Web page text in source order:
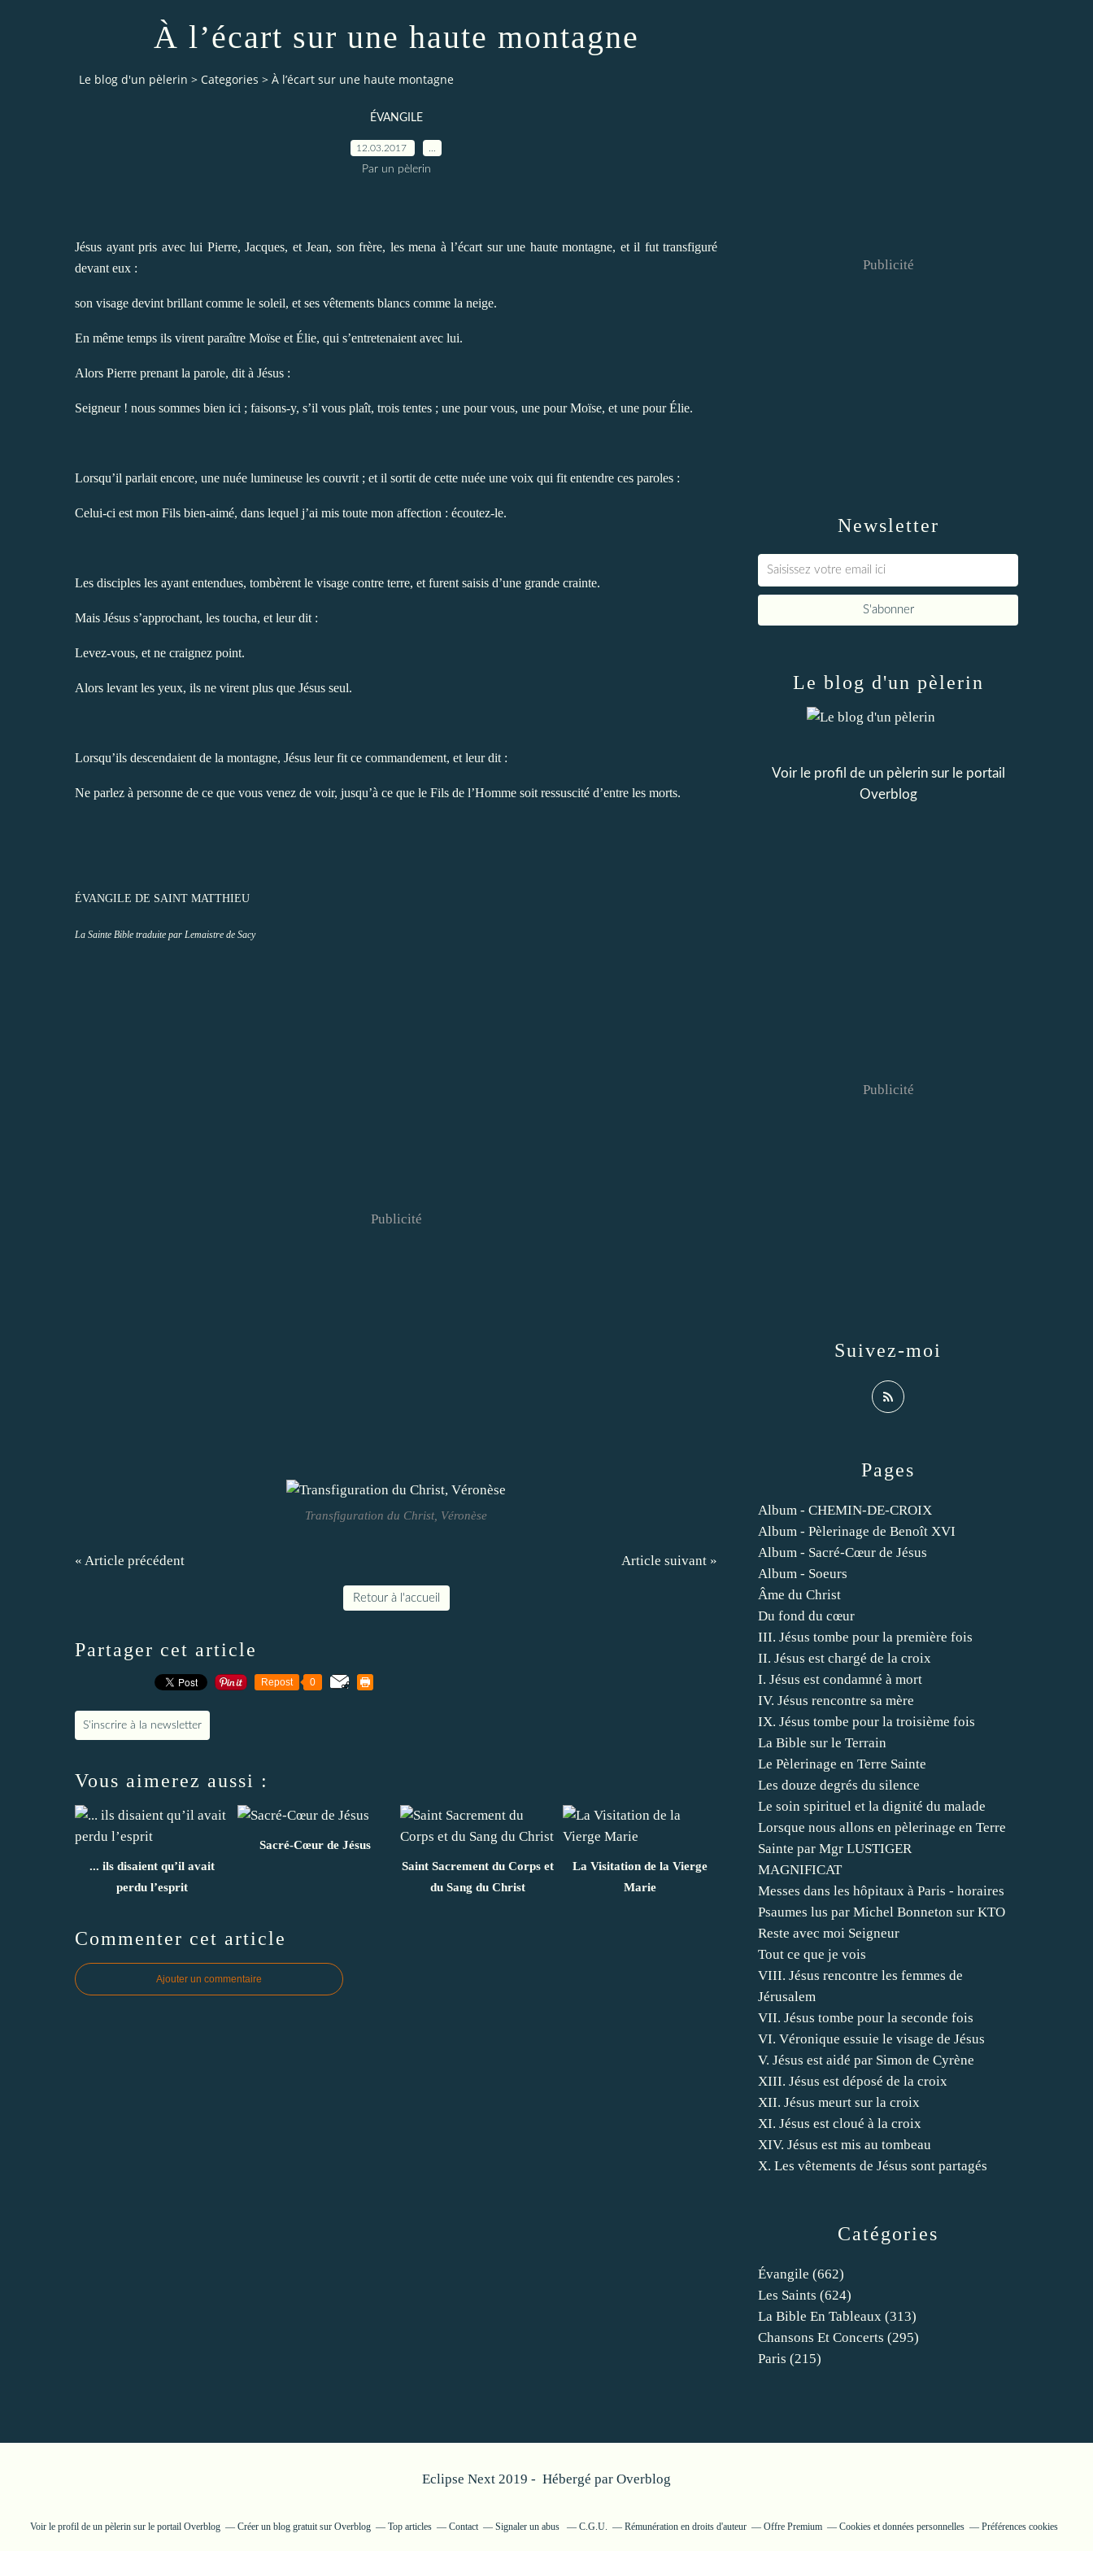
À l’écart sur une haute montagne
Le blog d'un pèlerin > Categories > À l’écart sur une haute montagne
ÉVANGILE
12.03.2017
Par un pèlerin
Jésus ayant pris avec lui Pierre, Jacques, et Jean, son frère, les mena à l’écart sur une haute montagne, et il fut transfiguré
devant eux :
son visage devint brillant comme le soleil, et ses vêtements blancs comme la neige.
En même temps ils virent paraître Moïse et Élie, qui s’entretenaient avec lui.
Alors Pierre prenant la parole, dit à Jésus :
Seigneur ! nous sommes bien ici ; faisons-y, s’il vous plaît, trois tentes ; une pour vous, une pour Moïse, et une pour Élie.
Lorsqu’il parlait encore, une nuée lumineuse les couvrit ; et il sortit de cette nuée une voix qui fit entendre ces paroles :
Celui-ci est mon Fils bien-aimé, dans lequel j’ai mis toute mon affection : écoutez-le.
Les disciples les ayant entendues, tombèrent le visage contre terre, et furent saisis d’une grande crainte.
Mais Jésus s’approchant, les toucha, et leur dit :
Levez-vous, et ne craignez point.
Alors levant les yeux, ils ne virent plus que Jésus seul.
Lorsqu’ils descendaient de la montagne, Jésus leur fit ce commandement, et leur dit :
Ne parlez à personne de ce que vous venez de voir, jusqu’à ce que le Fils de l’Homme soit ressuscité d’entre les morts.
ÉVANGILE DE SAINT MATTHIEU
La Sainte Bible traduite par Lemaistre de Sacy
Publicité
Transfiguration du Christ, Véronèse
« Article précédent Article suivant »
Retour à l'accueil
Partager cet article
Repost 0
S'inscrire à la newsletter
Vous aimerez aussi :
... ils disaient qu’il avait
perdu l’esprit
Sacré-Cœur de Jésus
Saint Sacrement du Corps et
du Sang du Christ
La Visitation de la Vierge
Marie
Commenter cet article
Ajouter un commentaire
Newsletter
Publicité
Catégories
Évangile (662)
Les Saints (624)
La Bible En Tableaux (313)
Chansons Et Concerts (295)
Paris (215)
Pages
Album - CHEMIN-DE-CROIX
Album - Pèlerinage de Benoît XVI
Album - Sacré-Cœur de Jésus
Album - Soeurs
Âme du Christ
Du fond du cœur
III. Jésus tombe pour la première fois
II. Jésus est chargé de la croix
I. Jésus est condamné à mort
IV. Jésus rencontre sa mère
IX. Jésus tombe pour la troisième fois
La Bible sur le Terrain
Le Pèlerinage en Terre Sainte
Les douze degrés du silence
Le soin spirituel et la dignité du malade
Lorsque nous allons en pèlerinage en Terre
Sainte par Mgr LUSTIGER
MAGNIFICAT
Messes dans les hôpitaux à Paris - horaires
Psaumes lus par Michel Bonneton sur KTO
Reste avec moi Seigneur
Tout ce que je vois
VIII. Jésus rencontre les femmes de
Jérusalem
VII. Jésus tombe pour la seconde fois
VI. Véronique essuie le visage de Jésus
V. Jésus est aidé par Simon de Cyrène
XIII. Jésus est déposé de la croix
XII. Jésus meurt sur la croix
XI. Jésus est cloué à la croix
XIV. Jésus est mis au tombeau
X. Les vêtements de Jésus sont partagés
Le blog d'un pèlerin
Voir le profil de un pèlerinsur le portail
Overblog
Suivez-moi
Publicité
Eclipse Next 2019 - Hébergé par Overblog
Voir le profil de un pèlerin sur le portail Overblog Créer un blog gratuit sur Overblog Top articles Contact Signaler un abus C.G.U. Rémunération en droits d'auteur Offre Premium Cookies et données personnelles Préférences cookies